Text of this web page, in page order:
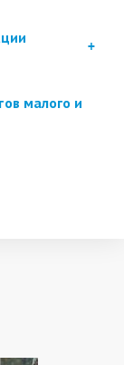
малого и